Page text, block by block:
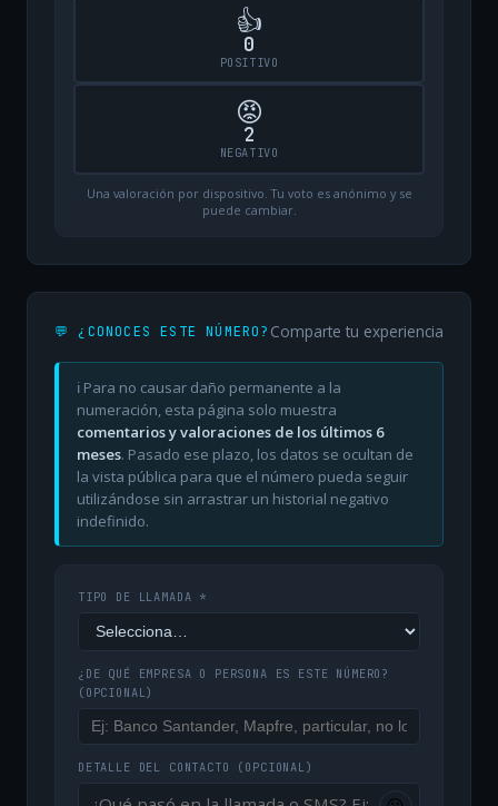
👍
0
POSITIVO
😡
2
NEGATIVO
Una valoración por dispositivo. Tu voto es anónimo y se
puede cambiar.
💬 ¿CONOCES ESTE NÚMERO? Comparte tu experiencia
ℹ️ Para no causar daño permanente a la
numeración, esta página solo muestra
comentarios y valoraciones de los últimos 6
meses. Pasado ese plazo, los datos se ocultan de
la vista pública para que el número pueda seguir
utilizándose sin arrastrar un historial negativo
indefinido.
TIPO DE LLAMADA *
¿DE QUÉ EMPRESA O PERSONA ES ESTE NÚMERO?
(OPCIONAL)
DETALLE DEL CONTACTO (OPCIONAL)